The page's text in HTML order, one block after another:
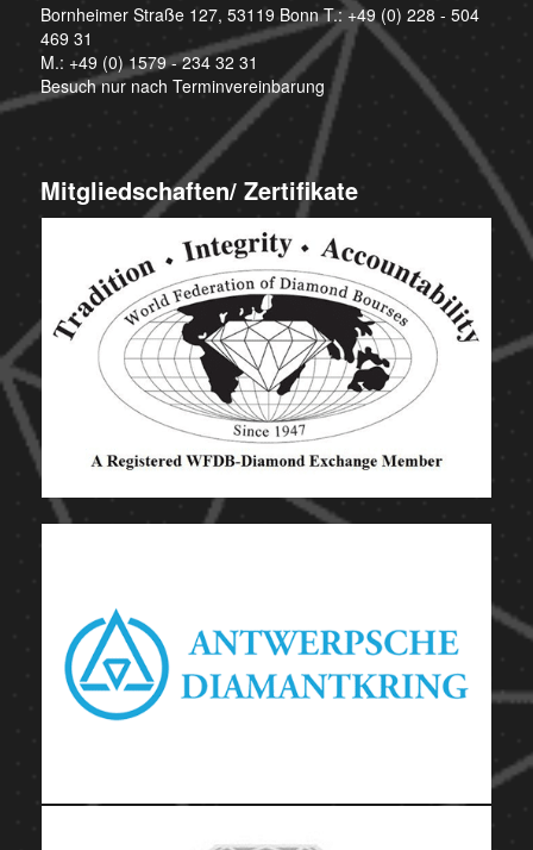
Bornheimer Straße 127, 53119 Bonn T.:+49 (0) 228 - 504
469 31
M.: +49 (0) 1579 - 234 32 31
Besuch nur nach Terminvereinbarung
Mitgliedschaften/ Zertifikate